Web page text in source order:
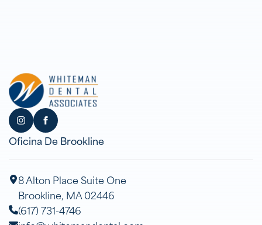
Oficina De Brookline
8 Alton Place Suite One
Brookline, MA 02446
(617) 731-4746